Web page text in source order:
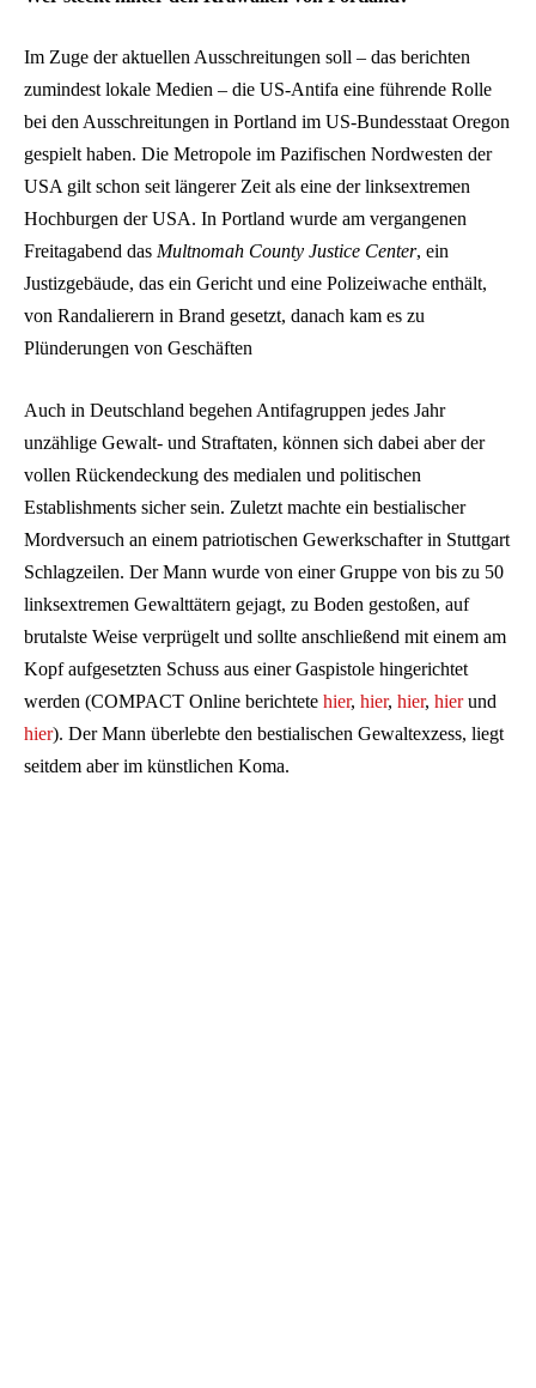
Im Zuge der aktuellen Ausschreitungen soll – das berichten
zumindest lokale Medien – die US-Antifa eine führende Rolle
bei den Ausschreitungen in Portland im US-Bundesstaat Oregon
gespielt haben. Die Metropole im Pazifischen Nordwesten der
USA gilt schon seit längerer Zeit als eine der linksextremen
Hochburgen der USA. In Portland wurde am vergangenen
Freitagabend das Multnomah County Justice Center, ein
Justizgebäude, das ein Gericht und eine Polizeiwache enthält,
von Randalierern in Brand gesetzt, danach kam es zu
Plünderungen von Geschäften
Auch in Deutschland begehen Antifagruppen jedes Jahr
unzählige Gewalt- und Straftaten, können sich dabei aber der
vollen Rückendeckung des medialen und politischen
Establishments sicher sein. Zuletzt machte ein bestialischer
Mordversuch an einem patriotischen Gewerkschafter in Stuttgart
Schlagzeilen. Der Mann wurde von einer Gruppe von bis zu 50
linksextremen Gewalttätern gejagt, zu Boden gestoßen, auf
brutalste Weise verprügelt und sollte anschließend mit einem am
Kopf aufgesetzten Schuss aus einer Gaspistole hingerichtet
werden (COMPACT Online berichtete hier, hier, hier, hierund
hier). Der Mann überlebte den bestialischen Gewaltexzess, liegt
seitdem aber im künstlichen Koma.